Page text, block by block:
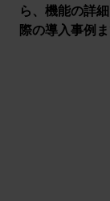
ら、機能の詳
際の導入事例